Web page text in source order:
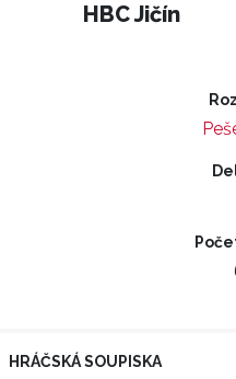
HBC Jičín
HRÁČSKÁ SOUPISKA